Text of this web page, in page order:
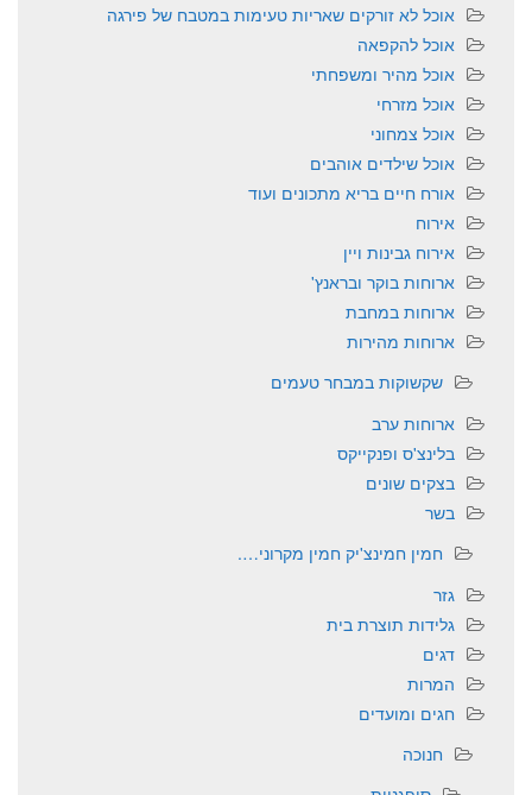
אוכל לא זורקים שאריות טעימות במטבח של פירגה
אוכל להקפאה
אוכל מהיר ומשפחתי
אוכל מזרחי
אוכל צמחוני
אוכל שילדים אוהבים
אורח חיים בריא מתכונים ועוד
אירוח
אירוח גבינות ויין
ארוחות בוקר ובראנץ'
ארוחות במחבת
ארוחות מהירות
שקשוקות במבחר טעמים
ארוחות ערב
בלינצ'ס ופנקייקס
בצקים שונים
בשר
חמין חמינצ'יק חמין מקרוני….
גזר
גלידות תוצרת בית
דגים
המרות
חגים ומועדים
חנוכה